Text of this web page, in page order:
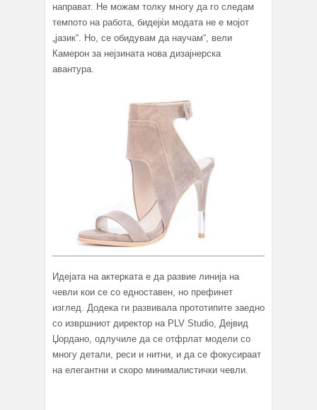
направат. Не можам толку многу да го следам
темпото на работа, бидејќи модата не е мојот
„јазик“. Но, се обидувам да научам“, вели
Камерон за нејзината нова дизајнерска
авантура.
Идејата на актерката е да развие линија на
чевли кои се со едноставен, но префинет
изглед. Додека ги развивала прототипите заедно
со извршниот директор на PLV Studio, Дејвид
Џордано, одлучиле да се отфрлат модели со
многу детали, реси и нитни, и да се фокусираат
на елегантни и скоро минималистички чевли.